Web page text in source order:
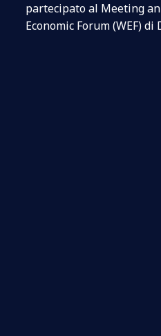
partecipato al Meeting
Economic Forum (WEF) di